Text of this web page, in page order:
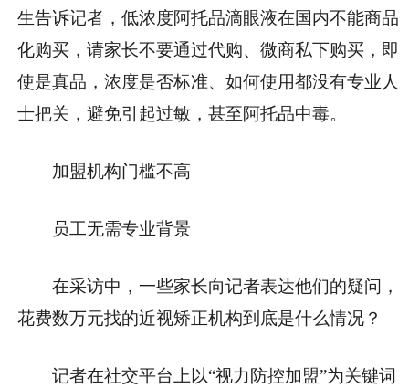
生告诉记者，低浓度阿托品滴眼液在国内不能商品
化购买，请家长不要通过代购、微商私下购买，即
使是真品，浓度是否标准、如何使用都没有专业人
士把关，避免引起过敏，甚至阿托品中毒。
加盟机构门槛不高
员工无需专业背景
在采访中，一些家长向记者表达他们的疑问，
花费数万元找的近视矫正机构到底是什么情况？
记者在社交平台上以“视力防控加盟”为关键词